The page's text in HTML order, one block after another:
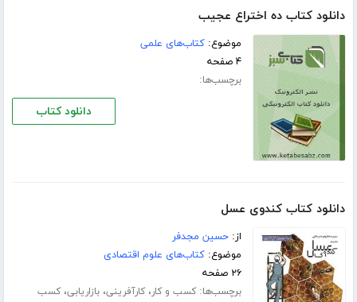
دانلود کتاب ده اختراع عجیب
موضوع:کتاب‌های علمی
۴ صفحه
برچسب‌ها:
دانلود کتاب
دانلود کتاب کندوی عسل
از:حسین مجدفر
موضوع:کتاب‌های علوم اقتصادی
۲۶ صفحه
برچسب‌ها:کسب و کار،کارآفرینی،بازاریابی،کسب